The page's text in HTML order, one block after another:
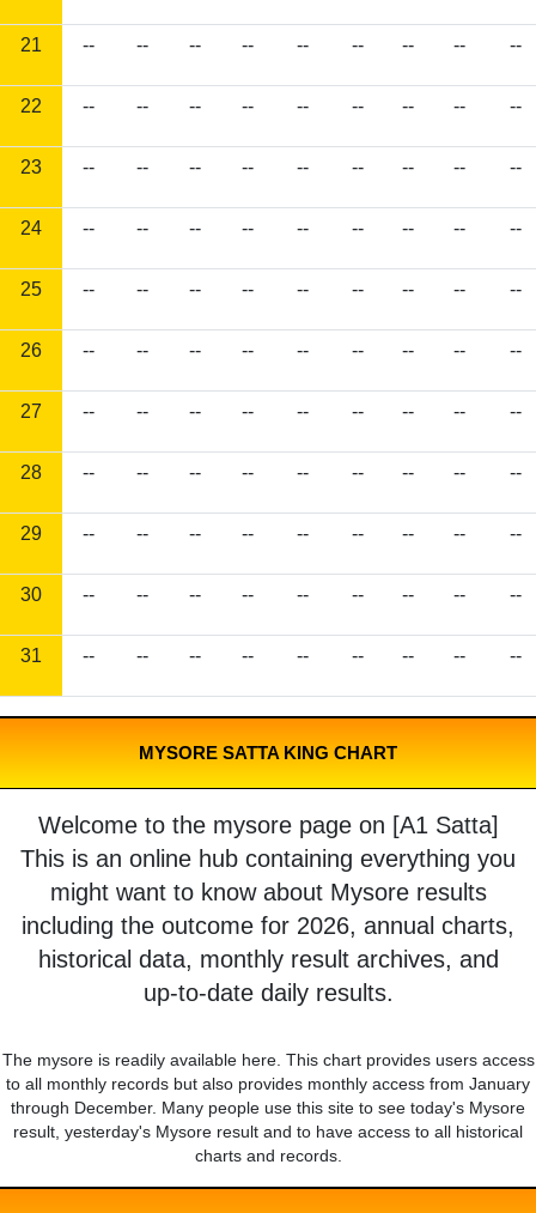
21 -- -- -- -- -- -- -- -- --
22 -- -- -- -- -- -- -- -- --
23 -- -- -- -- -- -- -- -- --
24 -- -- -- -- -- -- -- -- --
25 -- -- -- -- -- -- -- -- --
26 -- -- -- -- -- -- -- -- --
27 -- -- -- -- -- -- -- -- --
28 -- -- -- -- -- -- -- -- --
29 -- -- -- -- -- -- -- -- --
30 -- -- -- -- -- -- -- -- --
31 -- -- -- -- -- -- -- -- --
MYSORE SATTA KING CHART
Welcome to the mysore page on [A1 Satta]
This is an online hub containing everything you
might want to know about Mysore results
including the outcome for 2026, annual charts,
historical data, monthly result archives, and
up-to-date daily results.
The mysore is readily available here. This chart provides users access
to all monthly records but also provides monthly access from January
through December. Many people use this site to see today's Mysore
result, yesterday's Mysore result and to have access to all historical
charts and records.